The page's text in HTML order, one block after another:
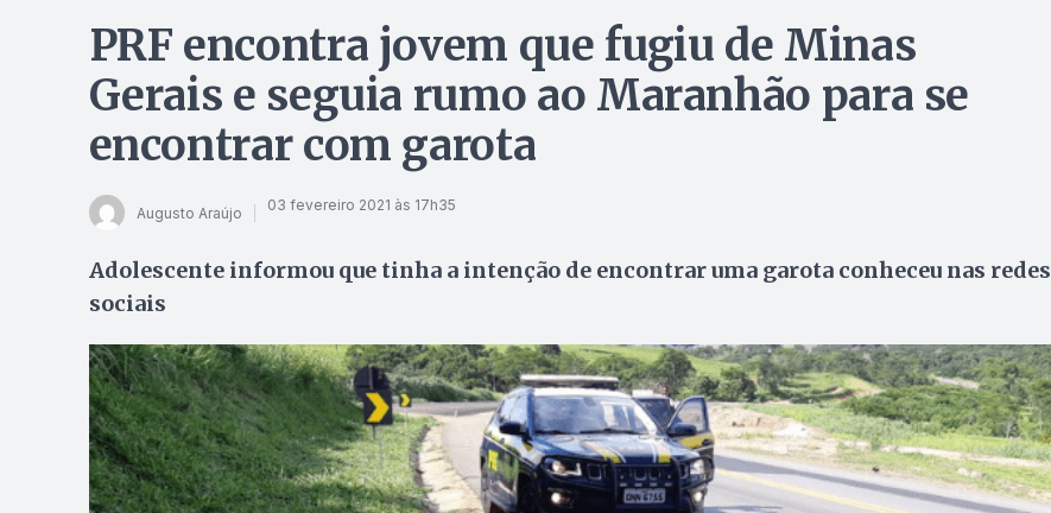
PRF encontra jovem que fugiu de Minas
Gerais e seguia rumo ao Maranhão para se
encontrar com garota
Augusto Araújo 03 fevereiro 2021 às 17h35
Adolescente informou que tinha a intenção de encontrar uma garota conheceu nas redes
sociais